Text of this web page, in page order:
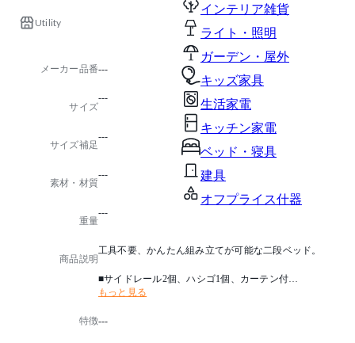
インテリア雑貨
ライト・照明
ガーデン・屋外
キッズ家具
生活家電
キッチン家電
ベッド・寝具
建具
オフプライス什器
Utility
メーカー品番---
サイズ
---
サイズ補足
---
素材・材質
---
重量
---
商品説明
工具不要、かんたん組み立てが可能な二段ベッド。
■サイドレール2個、ハシゴ1個、カーテン付
■防炎・遮光3級カーテン(大)2枚、(小)4枚
もっと見る
特徴---